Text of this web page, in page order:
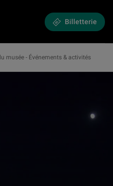
Billetterie
musée - Événements & activités